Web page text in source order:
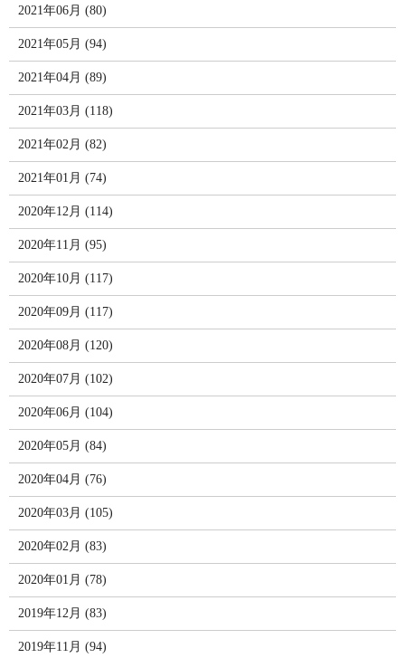
2021年06月 (80)
2021年05月 (94)
2021年04月 (89)
2021年03月 (118)
2021年02月 (82)
2021年01月 (74)
2020年12月 (114)
2020年11月 (95)
2020年10月 (117)
2020年09月 (117)
2020年08月 (120)
2020年07月 (102)
2020年06月 (104)
2020年05月 (84)
2020年04月 (76)
2020年03月 (105)
2020年02月 (83)
2020年01月 (78)
2019年12月 (83)
2019年11月 (94)